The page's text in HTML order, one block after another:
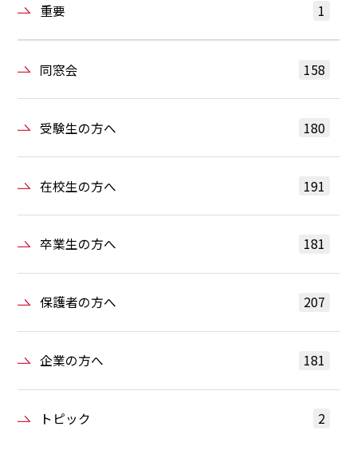
重要 1
同窓会 158
受験生の方へ 180
在校生の方へ 191
卒業生の方へ 181
保護者の方へ 207
企業の方へ 181
トピック 2